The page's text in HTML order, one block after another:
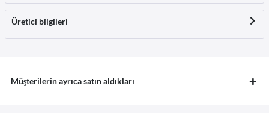
Üretici bilgileri
Müşterilerin ayrıca satın aldıkları